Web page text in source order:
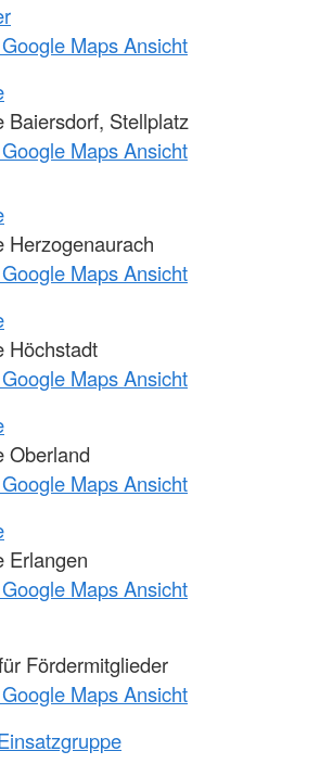
Maps Ansicht
Baiersdorf, Stellplatz
Maps Ansicht
Herzogenaurach
Maps Ansicht
Höchstadt
Maps Ansicht
Oberland
Maps Ansicht
Erlangen
Maps Ansicht
Fördermitglieder
Maps Ansicht